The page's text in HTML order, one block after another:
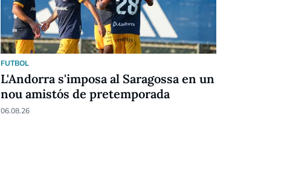
FUTBOL
L'Andorra s'imposa al Saragossa en un
nou amistós de pretemporada
06.08.26